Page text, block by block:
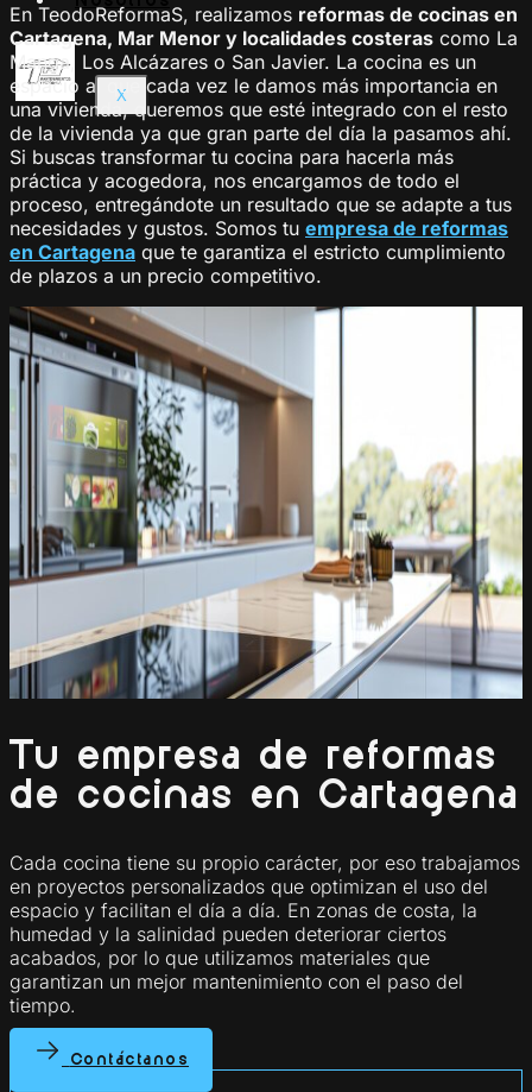
X
En TeodoReformaS, realizamos reformas de cocinas en
Cartagena, Mar Menor y localidades costeras como La
Manga, Los Alcázares o San Javier. La cocina es un
espacio al que cada vez le damos más importancia en
una vivienda, queremos que esté integrado con el resto
de la vivienda ya que gran parte del día la pasamos ahí.
Si buscas transformar tu cocina para hacerla más
práctica y acogedora, nos encargamos de todo el
proceso, entregándote un resultado que se adapte a tus
necesidades y gustos. Somos tu empresa de reformas
en Cartagena que te garantiza el estricto cumplimiento
de plazos a un precio competitivo.
Tu empresa de reformas
de cocinas en Cartagena
Cada cocina tiene su propio carácter, por eso trabajamos
en proyectos personalizados que optimizan el uso del
espacio y facilitan el día a día. En zonas de costa, la
humedad y la salinidad pueden deteriorar ciertos
acabados, por lo que utilizamos materiales que
garantizan un mejor mantenimiento con el paso del
tiempo.
Contáctanos